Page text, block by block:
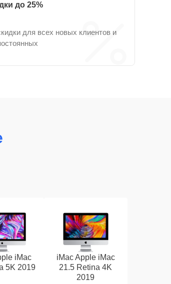
до 25%
для всех новых клиентов и
iMac
5K 2019
iMac Apple iMac
21.5 Retina 4K
2019